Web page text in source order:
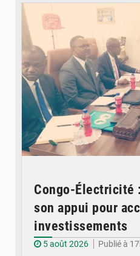
Congo-Électricité
son appui pour
investissements
5 août 2026
Publié à